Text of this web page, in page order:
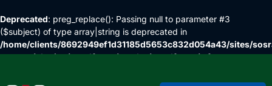
Deprecated: preg_replace(): Passing null to parameter #3
($subject) of type array|string is deprecated in
/home/clients/8692949ef1d31185d5653c832d054a43/sites/
content/plugins/wordfence/vendor/wordfence/wf-